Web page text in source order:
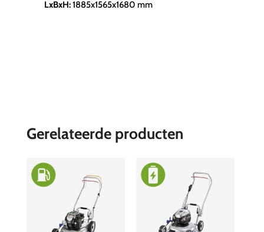
LxBxH:1885x1565x1680 mm
Gerelateerde producten